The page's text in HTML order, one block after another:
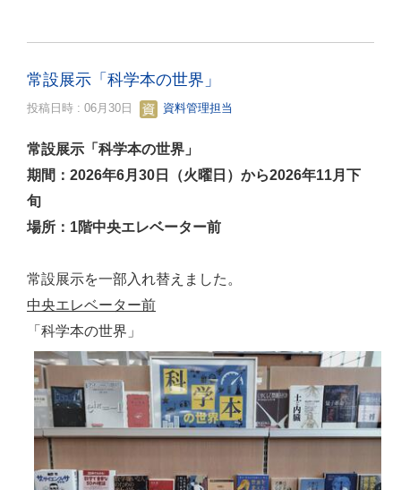
常設展示「科学本の世界」
投稿日時 : 06月30日 資料管理担当
常設展示「科学本の世界」
期間：2026年6月30日（火曜日）から2026年11月下
旬
場所：1階中央エレベーター前
常設展示を一部入れ替えました。
中央エレベーター前
「科学本の世界」